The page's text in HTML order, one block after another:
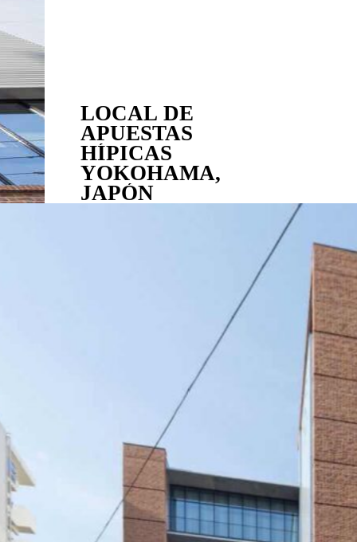
LOCAL DE
APUESTAS
HÍPICAS
YOKOHAMA,
JAPÓN